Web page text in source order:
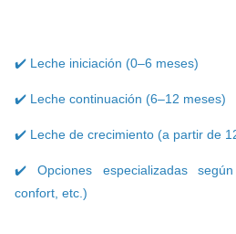
✔️ Leche iniciación (0–6 meses)
✔️ Leche continuación (6–12 meses)
✔️ Leche de crecimiento (a partir de
✔️ Opciones especializadas según
confort, etc.)